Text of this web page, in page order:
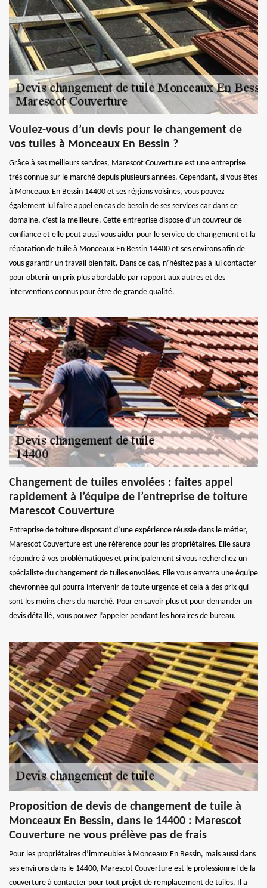
Voulez-vous d’un devis pour le changement de
vos tuiles à Monceaux En Bessin ?
Grâce à ses meilleurs services, Marescot Couverture est une entreprise
très connue sur le marché depuis plusieurs années. Cependant, si vous êtes
à Monceaux En Bessin 14400 et ses régions voisines, vous pouvez
également lui faire appel en cas de besoin de ses services car dans ce
domaine, c’est la meilleure. Cette entreprise dispose d’un couvreur de
confiance et elle peut aussi vous aider pour le service de changement et la
réparation de tuile à Monceaux En Bessin 14400 et ses environs afin de
vous garantir un travail bien fait. Dans ce cas, n’hésitez pas à lui contacter
pour obtenir un prix plus abordable par rapport aux autres et des
interventions connus pour être de grande qualité.
Changement de tuiles envolées : faites appel
rapidement à l’équipe de l’entreprise de toiture
Marescot Couverture
Entreprise de toiture disposant d’une expérience réussie dans le métier,
Marescot Couverture est une référence pour les propriétaires. Elle saura
répondre à vos problématiques et principalement si vous recherchez un
spécialiste du changement de tuiles envolées. Elle vous enverra une équipe
chevronnée qui pourra intervenir de toute urgence et cela à des prix qui
sont les moins chers du marché. Pour en savoir plus et pour demander un
devis détaillé, vous pouvez l’appeler pendant les horaires de bureau.
Proposition de devis de changement de tuile à
Monceaux En Bessin, dans le 14400 : Marescot
Couverture ne vous prélève pas de frais
Pour les propriétaires d’immeubles à Monceaux En Bessin, mais aussi dans
ses environs dans le 14400, Marescot Couverture est le professionnel de la
couverture à contacter pour tout projet de remplacement de tuiles. Il a